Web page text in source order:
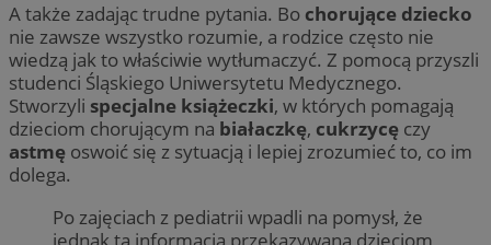
A także zadając trudne pytania. Bo chorujące dziecko
nie zawsze wszystko rozumie, a rodzice często nie
wiedzą jak to właściwie wytłumaczyć. Z pomocą przyszli
studenci Śląskiego Uniwersytetu Medycznego.
Stworzyli specjalne książeczki, w których pomagają
dzieciom chorującym na białaczkę, cukrzycę czy
astmę oswoić się z sytuacją i lepiej zrozumieć to, co im
dolega.
Po zajęciach z pediatrii wpadli na pomysł, że
jednak ta informacja przekazywana dzieciom